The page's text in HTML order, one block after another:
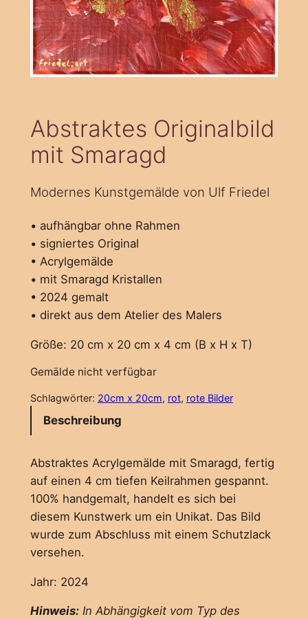
Abstraktes Originalbild
mit Smaragd
Modernes Kunstgemälde von Ulf Friedel
• aufhängbar ohne Rahmen
• signiertes Original
• Acrylgemälde
• mit Smaragd Kristallen
• 2024 gemalt
• direkt aus dem Atelier des Malers
Größe: 20 cm x 20 cm x 4 cm (B x H x T)
Gemälde nicht verfügbar
Schlagwörter: 20cm x 20cm, rot, rote Bilder
Beschreibung
Abstraktes Acrylgemälde mit Smaragd, fertig
auf einen 4 cm tiefen Keilrahmen gespannt.
100% handgemalt, handelt es sich bei
diesem Kunstwerk um ein Unikat. Das Bild
wurde zum Abschluss mit einem Schutzlack
versehen.
Jahr: 2024
Hinweis:In Abhängigkeit vom Typ des